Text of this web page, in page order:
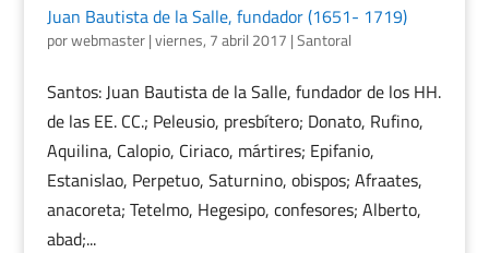
Juan Bautista de la Salle, fundador (1651- 1719)
porwebmaster|viernes, 7 abril 2017 |Santoral
Santos: Juan Bautista de la Salle, fundador de los HH.
de las EE. CC.; Peleusio, presbítero; Donato, Rufino,
Aquilina, Calopio, Ciriaco, mártires; Epifanio,
Estanislao, Perpetuo, Saturnino, obispos; Afraates,
anacoreta; Tetelmo, Hegesipo, confesores; Alberto,
abad;...